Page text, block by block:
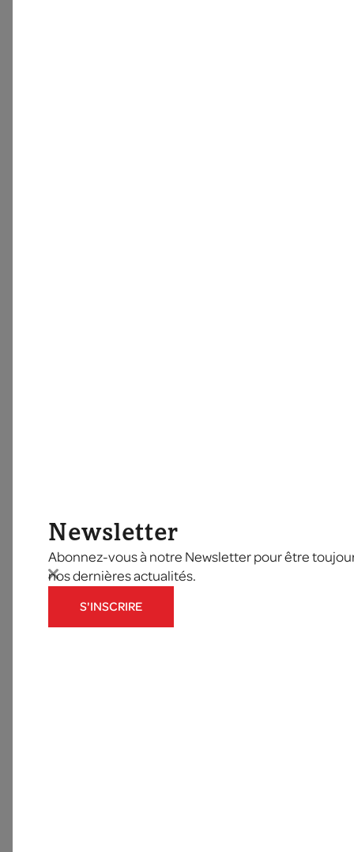
Newsletter
Abonnez-vous à notre Newsletter pour être
nos dernières actualités.
S'INSCRIRE